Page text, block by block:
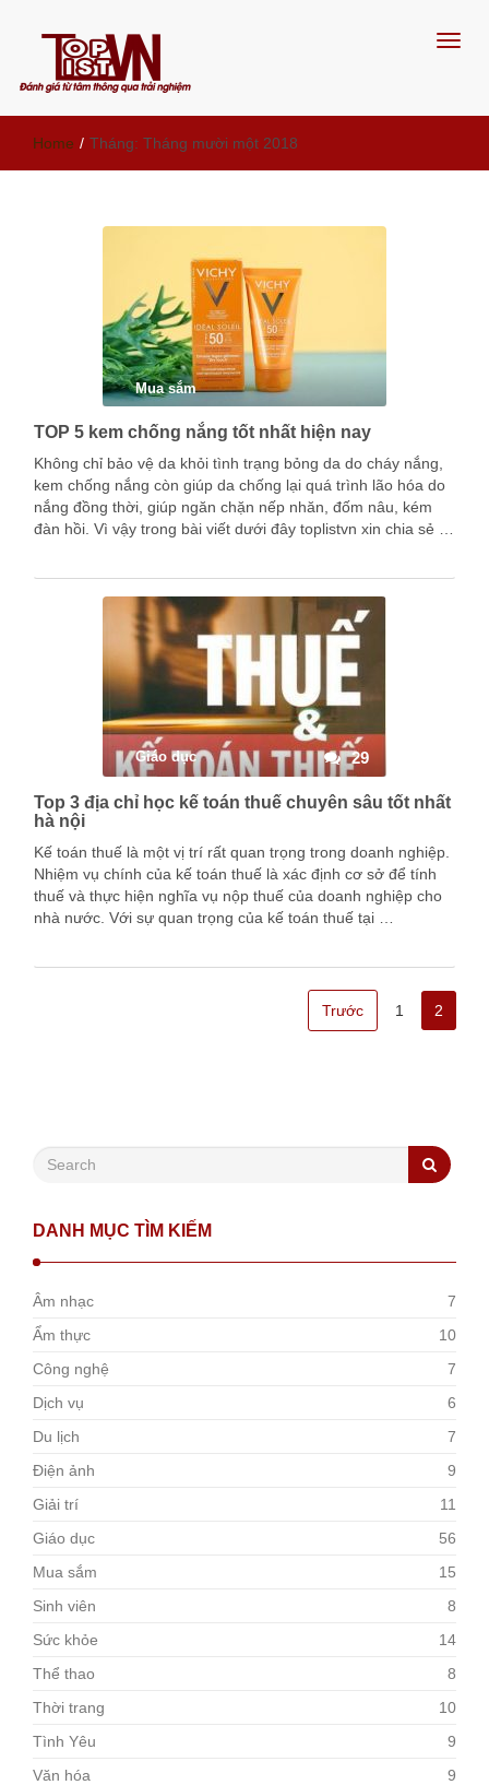
Đánh giá từ tâm, thông qua trải
nghiệm
Home / Tháng: Tháng mười một 2018
Mua sắm
TOP 5 kem chống nắng tốt nhất hiện nay
Không chỉ bảo vệ da khỏi tình trạng bỏng da do cháy nắng,
kem chống nắng còn giúp da chống lại quá trình lão hóa do
nắng đồng thời, giúp ngăn chặn nếp nhăn, đốm nâu, kém
đàn hồi. Vì vậy trong bài viết dưới đây toplistvn xin chia sẻ …
Giáo dục 29
Top 3 địa chỉ học kế toán thuế chuyên sâu tốt nhất
hà nội
Kế toán thuế là một vị trí rất quan trọng trong doanh nghiệp.
Nhiệm vụ chính của kế toán thuế là xác định cơ sở để tính
thuế và thực hiện nghĩa vụ nộp thuế của doanh nghiệp cho
nhà nước. Với sự quan trọng của kế toán thuế tại …
Trước 1 2
DANH MỤC TÌM KIẾM
Âm nhạc
7
Ẩm thực
10
Công nghệ
7
Dịch vụ
6
Du lịch
7
Điện ảnh
9
Giải trí
11
Giáo dục
56
Mua sắm
15
Sinh viên
8
Sức khỏe
14
Thể thao
8
Thời trang
10
Tình Yêu
9
Văn hóa
9